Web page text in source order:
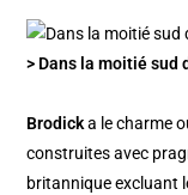
> Dans la moitié sud
Brodicka le charme
construites avec
britannique excluant